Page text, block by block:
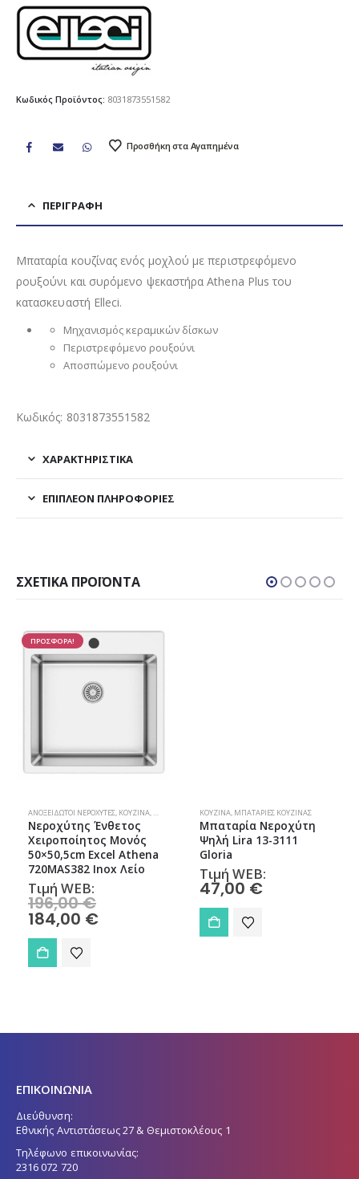
Κωδικός Προϊόντος: 8031873551582
Προσθήκη στα Αγαπημένα
ΠΕΡΙΓΡΑΦΉ
Μπαταρία κουζίνας ενός μοχλού με περιστρεφόμενο
ρουξούνι και συρόμενο ψεκαστήρα Athena Plus του
κατασκευαστή Elleci.
Μηχανισμός κεραμικών δίσκων
Περιστρεφόμενο ρουξούνι
Αποσπώμενο ρουξούνι
Κωδικός: 8031873551582
ΧΑΡΑΚΤΗΡΙΣΤΙΚΑ
ΕΠΙΠΛΈΟΝ ΠΛΗΡΟΦΟΡΊΕΣ
ΣΧΕΤΙΚΆ ΠΡΟΪΌΝΤΑ
ΠΡΟΣΦΟΡΑ!
ΑΝΟΞΕΊΔΩΤΟΙ ΝΕΡΟΧΎΤΕΣ, ΚΟΥΖΊΝΑ, ΝΕΡΟΧΎΤΕΣ
Νεροχύτης Ένθετος
Χειροποίητος Μονός
50×50,5cm Excel Athena
720MAS382 Inox Λείο
Τιμή WEB:
196,00€price
was:
184,00 €Η
ΚΟΥΖΊΝΑ, ΜΠΑΤΑΡΊΕΣ ΚΟΥΖΊΝΑΣ
Μπαταρία Νεροχύτη
Ψηλή Lira 13-3111
Gloria
Τιμή WEB:
47,00 €
ΕΠΙΚΟΙΝΩΝΙΑ
Διεύθυνση:
Εθνικής Αντιστάσεως 27 & Θεμιστοκλέους 1
Τηλέφωνο επικοινωνίας:
2316 072 720